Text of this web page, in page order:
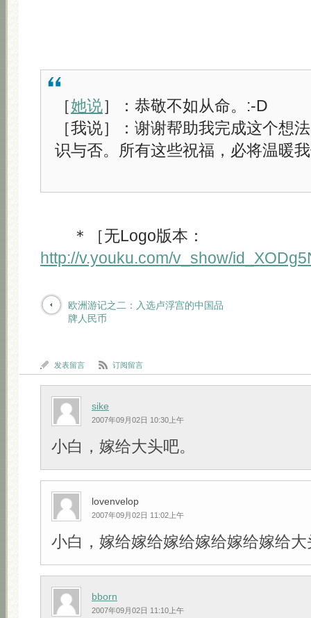
［她说］：恭敬不如从命。:-D
［我说］：谢谢帮助我完成这个想
识与否。所有这些祝福，必将温暖
＊［无Logo版本：
http://v.youku.com/v_show/
欧洲游记之二：入选卢浮宫的中国品
牌人民币
发表留言 订阅留言
sike
2007年09月02日 10:30上午
小白，嫁给大头吧。
lovenvelop
2007年09月02日 11:02上午
小白，嫁给嫁给嫁给嫁给嫁给嫁给大
bborn
2007年09月02日 11:10上午